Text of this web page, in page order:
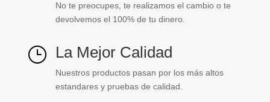
No te preocupes, te realizamos el cambio o te
devolvemos el 100% de tu dinero.
} La Mejor Calidad
Nuestros productos pasan por los más altos
estandares y pruebas de calidad.